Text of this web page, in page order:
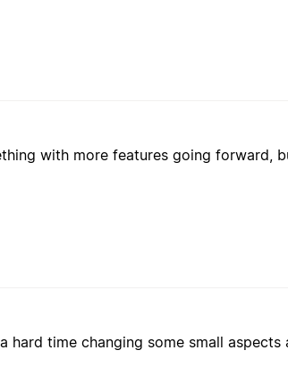
with more features going forward,
hard time changing some small aspects